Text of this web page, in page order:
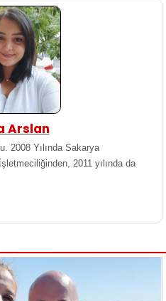
Arslan
2008 Yılında Sakarya
2011 yılında da